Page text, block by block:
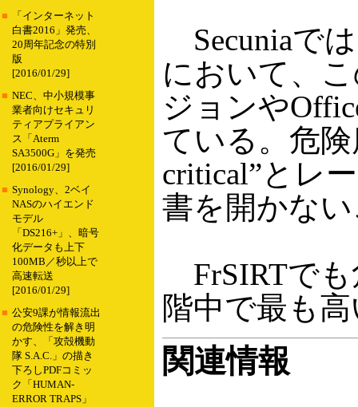
■
「インターネット
白書2016」発売、
20周年記念の特別
版
[2016/01/29]
■ NEC、中小規模事
業者向けセキュリ
ティアプライアン
ス「Aterm
SA3500G」を発売
[2016/01/29]
■ Synology、2ベイ
NASのハイエンド
モデル
「DS216+」、暗号
化データも上下
100MB／秒以上で
高速転送
[2016/01/29]
■ 公安9課が情報流出
の危険性を解き明
かす、「攻殻機動
隊 S.A.C.」の描き
下ろしPDFコミッ
ク「HUMAN-
ERROR TRAPS」
Secuniaで
において、
ジョンや
ている。危
critical”とレ
書を開かな
FrSIRTでも
階中で最も
関連情報